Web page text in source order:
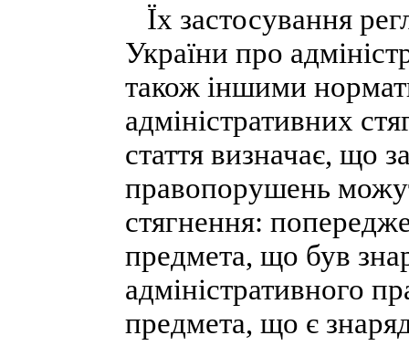
Їх застосування
України про
також іншими
адміністративних
стаття визначає, що
правопорушень
стягнення:
предмета, що був
адміністративного
предмета, що є